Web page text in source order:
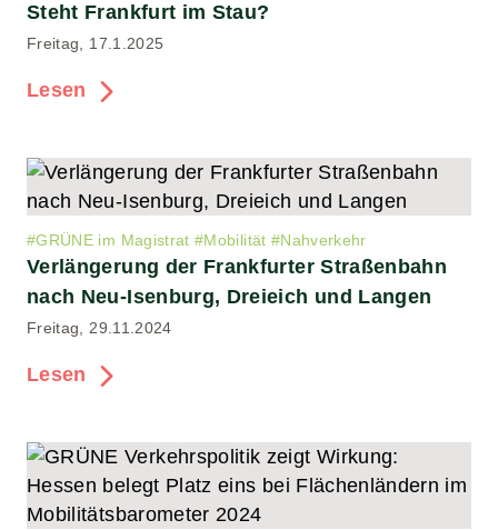
Steht Frankfurt im Stau?
Freitag, 17.1.2025
Lesen
#GRÜNE im Magistrat #Mobilität #Nahverkehr
Verlängerung der Frankfurter Straßenbahn
nach Neu-Isenburg, Dreieich und Langen
Freitag, 29.11.2024
Lesen